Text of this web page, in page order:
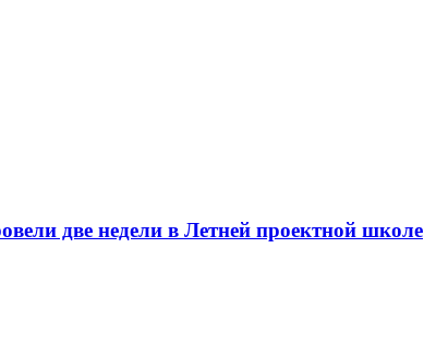
две недели в Летней проектной школе